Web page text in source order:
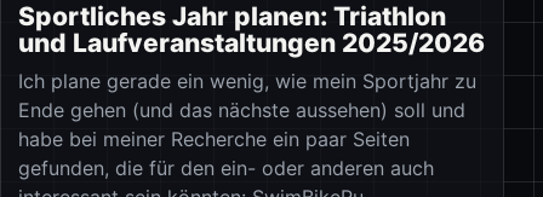
Sportliches Jahr planen: Triathlon
und Laufveranstaltungen 2025/2026
Ich plane gerade ein wenig, wie mein Sportjahr zu
Ende gehen (und das nächste aussehen) soll und
habe bei meiner Recherche ein paar Seiten
gefunden, die für den ein- oder anderen auch